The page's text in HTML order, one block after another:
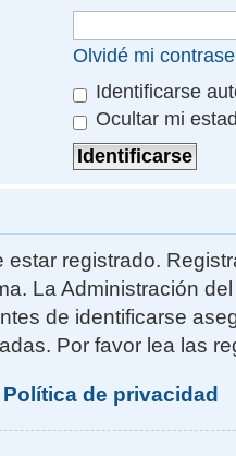
Olvidé mi
Identificarse
Ocultar mi
estar registrado.
La Administración
de identificarse
Por favor lea las
Política de privacidad